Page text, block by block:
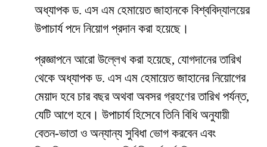
অধ্যাপক ড. এস এম হেমায়েত জাহানকে বিশ্ববিদ্যালয়ের
উপাচার্য পদে নিয়োগ প্রদান করা হয়েছে।
প্রজ্ঞাপনে আরো উল্লেখ করা হয়েছে, যোগদানের তারিখ
থেকে অধ্যাপক ড. এস এম হেমায়েত জাহানের নিয়োগের
মেয়াদ হবে চার বছর অথবা অবসর গ্রহণের তারিখ পর্যন্ত,
যেটি আগে হবে। উপাচার্য হিসেবে তিনি বিধি অনুযায়ী
বেতন-ভাতা ও অন্যান্য সুবিধা ভোগ করবেন এবং